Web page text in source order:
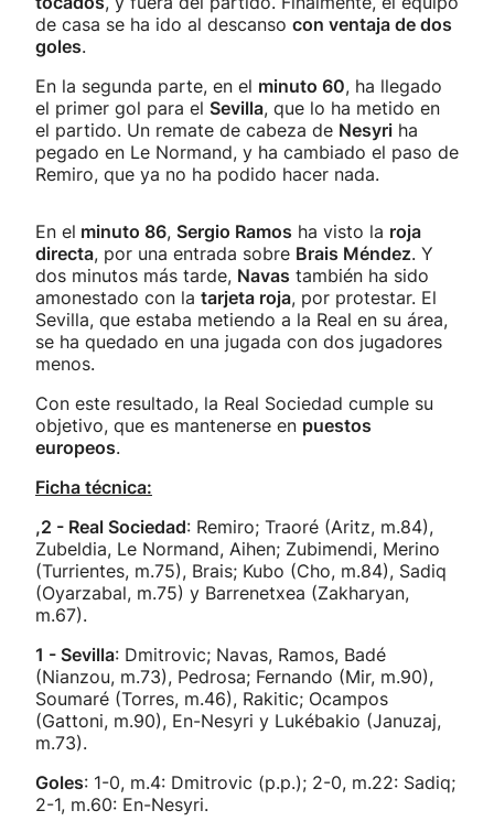
de casa se ha ido al descanso con ventaja de dos
goles.
En la segunda parte, en el minuto 60, ha llegado
el primer gol para el Sevilla, que lo ha metido en
el partido. Un remate de cabeza de Nesyri ha
pegado en Le Normand, y ha cambiado el paso de
Remiro, que ya no ha podido hacer nada.
En el minuto 86, Sergio Ramos ha visto la roja
directa, por una entrada sobre Brais Méndez. Y
dos minutos más tarde, Navas también ha sido
amonestado con la tarjeta roja, por protestar. El
Sevilla, que estaba metiendo a la Real en su área,
se ha quedado en una jugada con dos jugadores
menos.
Con este resultado, la Real Sociedad cumple su
objetivo, que es mantenerse en puestos
europeos.
Ficha técnica:
,2 - Real Sociedad: Remiro; Traoré (Aritz, m.84),
Zubeldia, Le Normand, Aihen; Zubimendi, Merino
(Turrientes, m.75), Brais; Kubo (Cho, m.84), Sadiq
(Oyarzabal, m.75) y Barrenetxea (Zakharyan,
m.67).
1 - Sevilla: Dmitrovic; Navas, Ramos, Badé
(Nianzou, m.73), Pedrosa; Fernando (Mir, m.90),
Soumaré (Torres, m.46), Rakitic; Ocampos
(Gattoni, m.90), En-Nesyri y Lukébakio (Januzaj,
m.73).
Goles: 1-0, m.4: Dmitrovic (p.p.); 2-0, m.22: Sadiq;
2-1, m.60: En-Nesyri.